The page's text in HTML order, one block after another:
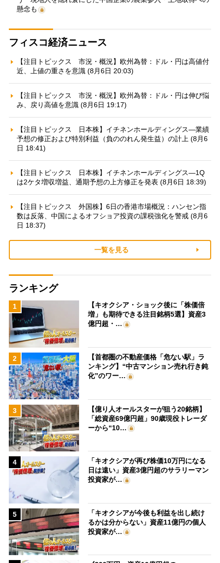
懸念も
フィスコ経済ニュース
【注目トピックス 市況・概況】欧州為替：ドル・円は高値付
近、上値の重さを意識 (8月6日 20:03)
【注目トピックス 市況・概況】欧州為替：ドル・円は伸び悩
み、戻り高値を意識 (8月6日 19:17)
【注目トピックス 日本株】イチネンホールディングス—業績
予想の修正および特別利益（負ののれん発生益）の計上 (8月6
日 18:41)
【注目トピックス 日本株】イチネンホールディングス—1Q
は2ケタ増収増益、通期予想の上方修正を発表 (8月6日 18:39)
【注目トピックス 外国株】6日の香港市場概況：ハンセン指
数は反落、中国によるオフショア投資の課税強化を警戒 (8月6
日 18:37)
一覧を見る
ランキング
1
【キオクシア・ショック後に「株価倍
増」も期待できる注目銘柄5選】資産3
億円超・…
2
【首都圏の不動産価格「危ない駅」ラ
ンキング】“中古マンション売れ行き鈍
化”のワー…
3
【億り人オールスターが狙う20銘柄】
「総資産69億円超」90歳現役トレーダ
ーから“10…
4
「キオクシアが再び株価10万円になる
日は遠い」資産3億円超のサラリーマン
投資家が…
5
「キオクシアが今後も利益を出し続け
るかは分からない」資産11億円の個人
投資家が…